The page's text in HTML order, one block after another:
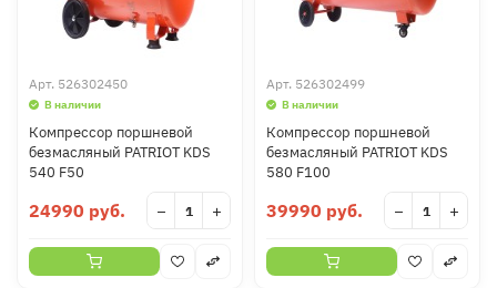
Арт. 526302450
В наличии
Компрессор поршневой
безмасляный PATRIOT KDS
540 F50
24990 руб. − +
Арт. 526302499
В наличии
Компрессор поршневой
безмасляный PATRIOT KDS
580 F100
39990 руб. − +